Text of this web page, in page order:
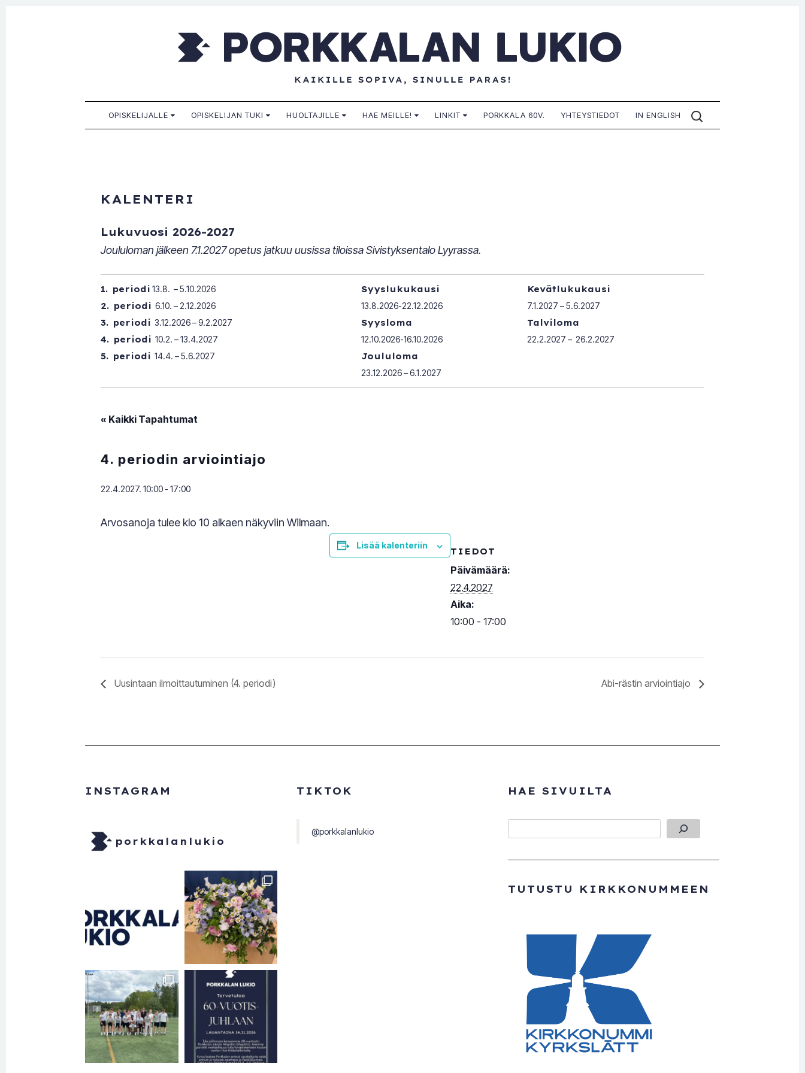
Porkkalan lukio
Kaikille sopiva, sinulle paras!
OPISKELIJALLE
OPISKELIJAN TUKI HUOLTAJILLE HAE MEILLE! LINKIT PORKKALA 60V. YHTEYSTIEDOT IN ENGLISH
ETSI
SIVUILTA:
KALENTERI
Lukuvuosi 2026-2027
Joululoman jälkeen 7.1.2027 opetus jatkuu uusissa tiloissa Sivistyksentalo Lyyrassa.
1. periodi 13.8. – 5.10.2026
2. periodi 6.10. – 2.12.2026
3. periodi 3.12.2026 – 9.2.2027
4. periodi 10.2. – 13.4.2027
5. periodi 14.4. – 5.6.2027
Syyslukukausi
13.8.2026-22.12.2026
Syysloma
12.10.2026-16.10.2026
Joululoma
23.12.2026 – 6.1.2027
Kevätlukukausi
7.1.2027 – 5.6.2027
Talviloma
22.2.2027 – 26.2.2027
« Kaikki Tapahtumat
4. periodin arviointiajo
22.4.2027. 10:00 - 17:00
Arvosanoja tulee klo 10 alkaen näkyviin Wilmaan.
Lisää kalenteriin
TIEDOT
Päivämäärä:
22.4.2027
Aika:
10:00 - 17:00
Uusintaan ilmoittautuminen (4. periodi) Abi-rästin arviointiajo
INSTAGRAM
porkkalanlukio
TIKTOK
@porkkalanlukio
HAE SIVUILTA
TUTUSTU KIRKKONUMMEEN